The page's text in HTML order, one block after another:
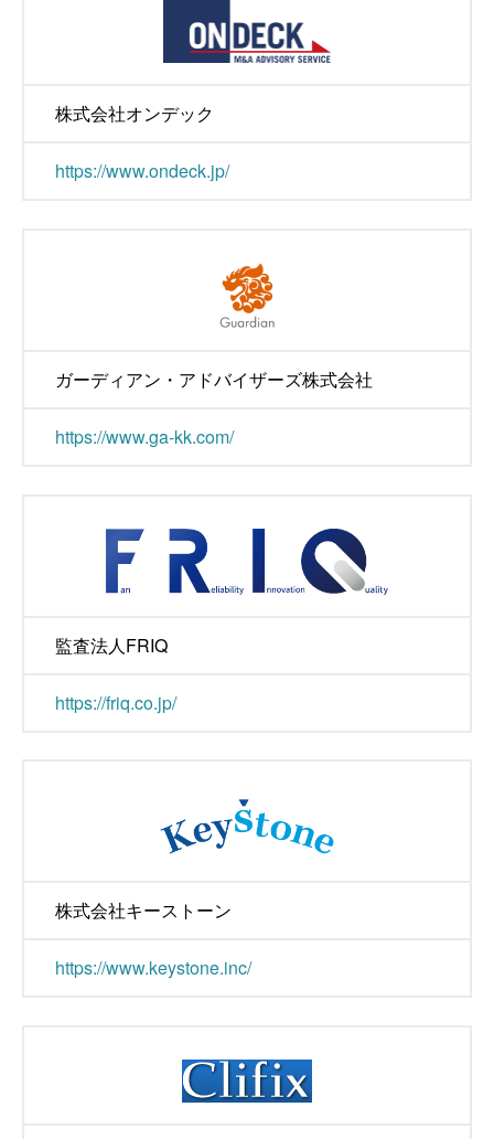
株式会社オンデック
https://www.ondeck.jp/
ガーディアン・アドバイザーズ株式会社
https://www.ga-kk.com/
監査法人FRIQ
https://friq.co.jp/
株式会社キーストーン
https://www.keystone.inc/